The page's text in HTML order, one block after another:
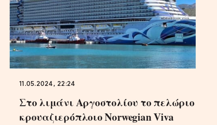
11.05.2024, 22:24
Στο λιμάνι Αργοστολίου τo πελώριο
κρουαζιερόπλοιο Norwegian Viva